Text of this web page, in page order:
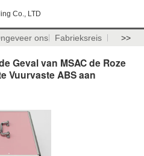
Co., LTD
ons Fabrieksreis >>
Geval van MSAC de Roze
Vuurvaste ABS aan